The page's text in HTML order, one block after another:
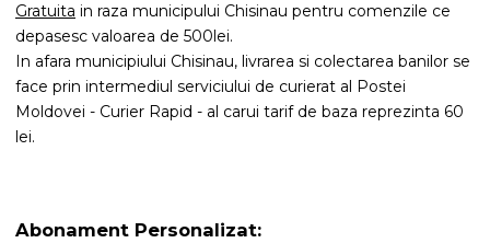
Gratuita in raza municipului Chisinau pentru comenzile ce
depasesc valoarea de 500lei.
In afara municipiului Chisinau, livrarea si colectarea banilor se
face prin intermediul serviciului de curierat al Postei
Moldovei - Curier Rapid - al carui tarif de baza reprezinta 60
lei.
Abonament Personalizat: